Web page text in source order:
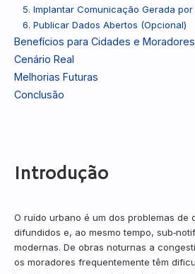
5. Implantar Comunicação Gerada por
6. Publicar Dados Abertos (Opcional)
Benefícios para Cidades e Moradores
Cenário Real
Melhorias Futuras
Conclusão
Introdução
O ruído urbano é um dos problemas de
difundidos e, ao mesmo tempo,
modernas. De obras noturnas a
os moradores frequentemente têm